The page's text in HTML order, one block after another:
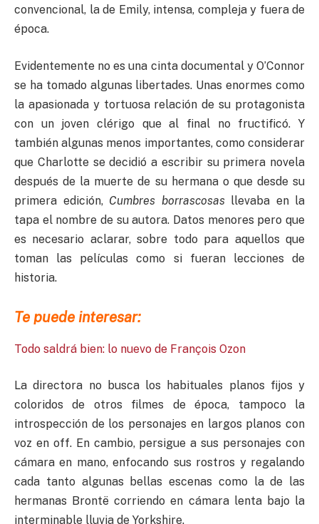
convencional, la de Emily, intensa, compleja y fuera de
época.
Evidentemente no es una cinta documental y O’Connor
se ha tomado algunas libertades. Unas enormes como
la apasionada y tortuosa relación de su protagonista
con un joven clérigo que al final no fructificó. Y
también algunas menos importantes, como considerar
que Charlotte se decidió a escribir su primera novela
después de la muerte de su hermana o que desde su
primera edición, Cumbres borrascosas llevaba en la
tapa el nombre de su autora. Datos menores pero que
es necesario aclarar, sobre todo para aquellos que
toman las películas como si fueran lecciones de
historia.
Te puede interesar:
Todo saldrá bien: lo nuevo de François Ozon
La directora no busca los habituales planos fijos y
coloridos de otros filmes de época, tampoco la
introspección de los personajes en largos planos con
voz en off. En cambio, persigue a sus personajes con
cámara en mano, enfocando sus rostros y regalando
cada tanto algunas bellas escenas como la de las
hermanas Brontë corriendo en cámara lenta bajo la
interminable lluvia de Yorkshire.